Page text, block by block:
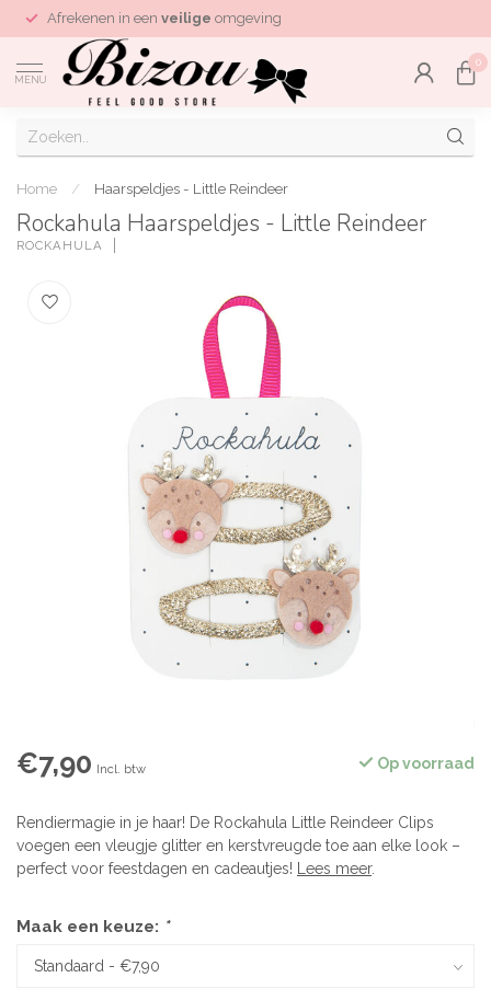
Afrekenen in een veilige omgeving
MENU
0
Home / Haarspeldjes - Little Reindeer
Rockahula Haarspeldjes - Little Reindeer
ROCKAHULA
€7,90 Incl. btw Op voorraad
Rendiermagie in je haar! De Rockahula Little Reindeer Clips
voegen een vleugje glitter en kerstvreugde toe aan elke look –
perfect voor feestdagen en cadeautjes!
Lees meer.
Maak een keuze: *